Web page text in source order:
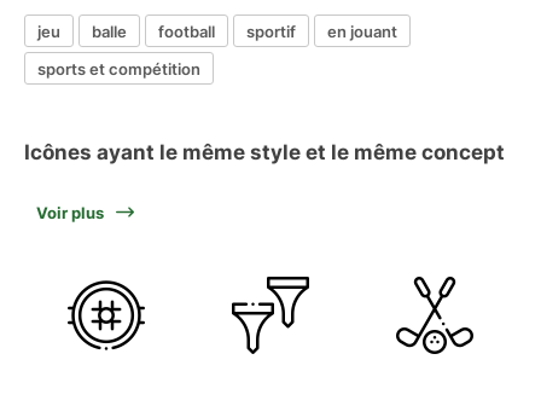
jeu balle football sportif
en jouant
sports et compétition
Icônes ayant le même style et le même concept
Voir plus